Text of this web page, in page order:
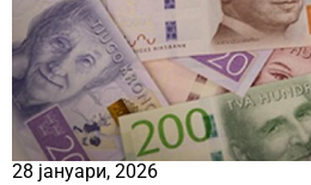
28 јануари, 2026